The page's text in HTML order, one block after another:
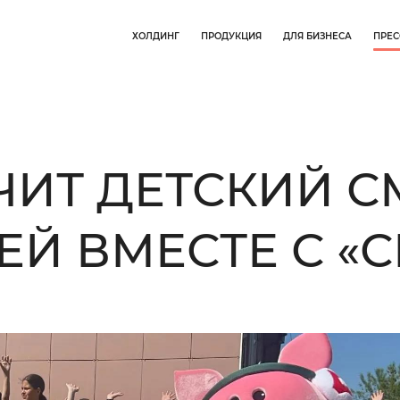
ХОЛДИНГ ПРОДУКЦИЯ ДЛЯ БИЗНЕСА
ДЕТСКИЙ
ВМЕСТЕ С